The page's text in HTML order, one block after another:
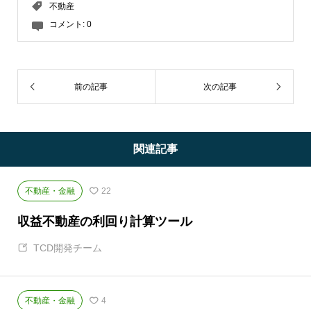
不動産
コメント: 0
前の記事 次の記事
関連記事
不動産・金融 22
収益不動産の利回り計算ツール
TCD開発チーム
不動産・金融 4